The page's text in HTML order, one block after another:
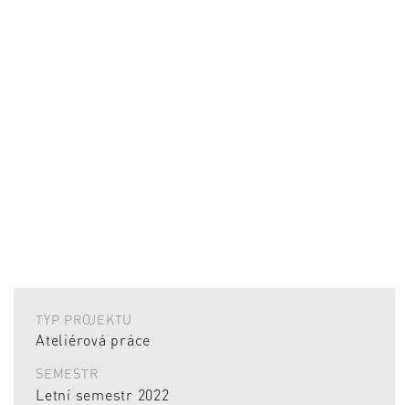
TYP PROJEKTU
Ateliérová práce
SEMESTR
Letní semestr 2022